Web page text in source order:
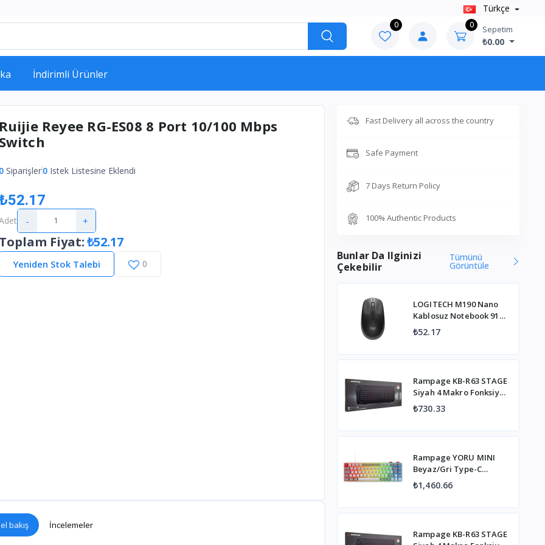
Türkçe
0 0 Sepetim
₺0.00
İndirimli Ürünler
Reyee RG-ES08 8 Port 10/100 Mbps
Siparişler0Istek Listesine Eklendi
- +
Fiyat:₺52.17
Yeniden Stok Talebi 0
bakış İncelemeler
Fast Delivery all across the country
Safe Payment
7 Days Return Policy
100% Authentic Products
Bunlar Da Ilginizi
Çekebilir
Tümünü
Görüntüle
LOGITECH M190 Nano
Kablosuz Notebook 910-
005906 Gri Mouse
₺52.17
Rampage KB-R63 STAGE
Siyah 4 Makro Fonksiyon
Sese Duyarlı Işıklı RGB Q
USB +Ses Mik Çıkışlı
₺730.33
Rampage YORU MINI
Beyaz/Gri Type-C
Bağlantılı OUTEMU Red
Swich Q Mekanik
RGB
₺1,460.66
Rampage KB-R63 STAGE